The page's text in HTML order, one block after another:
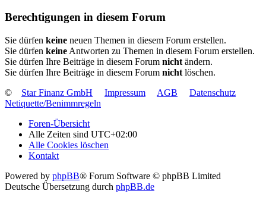
Berechtigungen in diesem Forum
Sie dürfen keine neuen Themen in diesem Forum erstellen.
Sie dürfen keine Antworten zu Themen in diesem Forum erstellen.
Sie dürfen Ihre Beiträge in diesem Forum nicht ändern.
Sie dürfen Ihre Beiträge in diesem Forum nicht löschen.
©
Star Finanz GmbH Impressum AGB
Datenschutz
Netiquette/Benimmregeln
Foren-Übersicht
Alle Zeiten sind UTC+02:00
Alle Cookies löschen
Kontakt
Powered by phpBB® Forum Software © phpBB Limited
Deutsche Übersetzung durch phpBB.de